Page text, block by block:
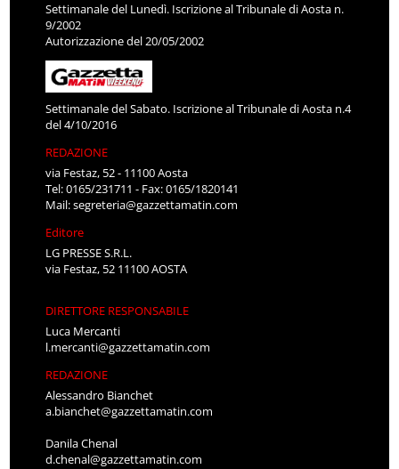
Settimanale del Lunedì. Iscrizione al Tribunale di Aosta n.
9/2002
Autorizzazione del 20/05/2002
Settimanale del Sabato. Iscrizione al Tribunale di Aosta n.4
del 4/10/2016
REDAZIONE
via Festaz, 52 - 11100 Aosta
Tel: 0165/231711 - Fax: 0165/1820141
Mail:segreteria@gazzettamatin.com
Editore
LG PRESSE S.R.L.
via Festaz, 52 11100 AOSTA
DIRETTORE RESPONSABILE
Luca Mercanti
l.mercanti@gazzettamatin.com
REDAZIONE
Alessandro Bianchet
a.bianchet@gazzettamatin.com
Danila Chenal
d.chenal@gazzettamatin.com